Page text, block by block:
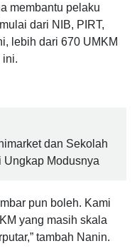
membantu pelaku
dari NIB, PIRT,
lebih dari 670 UMKM
ini.
dan Sekolah
Modusnya
pun boleh. Kami
yang masih skala
tambah Nanin.